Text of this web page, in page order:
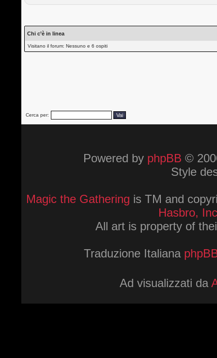
Chi c’è in linea
Visitano il forum: Nessuno e 6 ospiti
Cerca per:
Powered by phpBB ©
Style
Magic the Gathering is TM and
Hasbro,
All art is property of
Traduzione Italiana
Ad visualizzati da